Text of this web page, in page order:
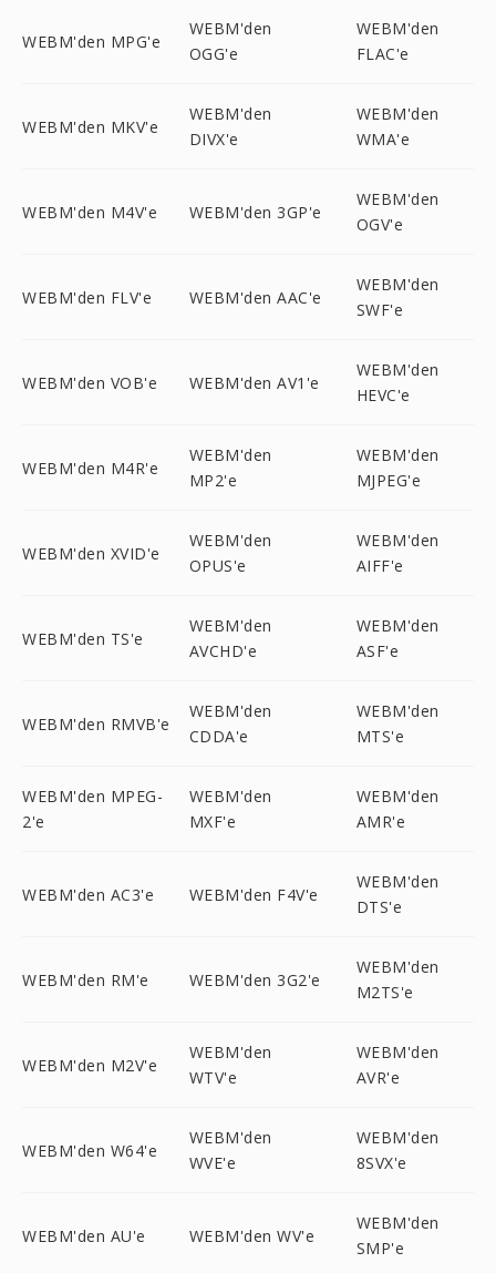
WEBM'den MPG'e
WEBM'den
OGG'e
WEBM'den
FLAC'e
WEBM'den MKV'e
WEBM'den
DIVX'e
WEBM'den
WMA'e
WEBM'den M4V'e WEBM'den 3GP'e
WEBM'den
OGV'e
WEBM'den FLV'e WEBM'den AAC'e
WEBM'den
SWF'e
WEBM'den VOB'e WEBM'den AV1'e
WEBM'den
HEVC'e
WEBM'den M4R'e
WEBM'den
MP2'e
WEBM'den
MJPEG'e
WEBM'den XVID'e
WEBM'den
OPUS'e
WEBM'den
AIFF'e
WEBM'den TS'e
WEBM'den
AVCHD'e
WEBM'den
ASF'e
WEBM'den RMVB'e
WEBM'den
CDDA'e
WEBM'den
MTS'e
WEBM'den MPEG-
2'e
WEBM'den
MXF'e
WEBM'den
AMR'e
WEBM'den AC3'e WEBM'den F4V'e
WEBM'den
DTS'e
WEBM'den RM'e WEBM'den 3G2'e
WEBM'den
M2TS'e
WEBM'den M2V'e
WEBM'den
WTV'e
WEBM'den
AVR'e
WEBM'den W64'e
WEBM'den
WVE'e
WEBM'den
8SVX'e
WEBM'den AU'e WEBM'den WV'e
WEBM'den
SMP'e